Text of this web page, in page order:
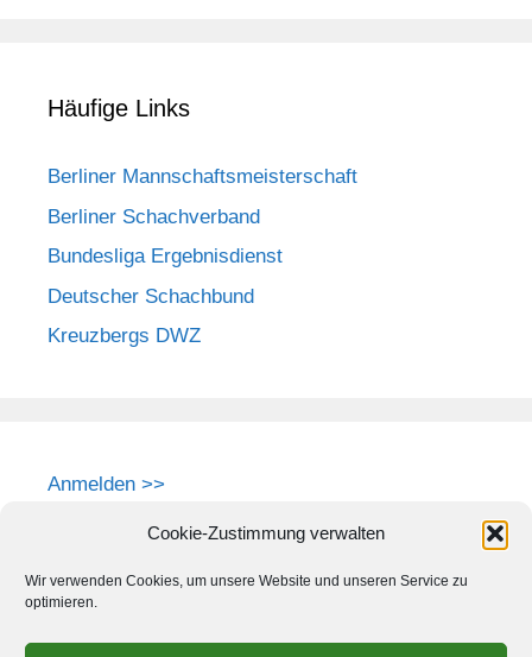
Cookie-Zustimmung verwalten
Wir verwenden Cookies, um unsere Website und unseren Service zu
optimieren.
Häufige Links
Berliner Mannschaftsmeisterschaft
Berliner Schachverband
Bundesliga Ergebnisdienst
Deutscher Schachbund
Kreuzbergs DWZ
Anmelden >>